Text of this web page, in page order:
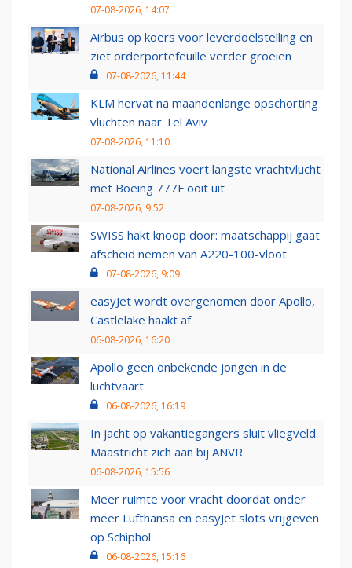
07-08-2026, 14:07
Airbus op koers voor leverdoelstelling en
ziet orderportefeuille verder groeien
07-08-2026, 11:44
KLM hervat na maandenlange opschorting
vluchten naar Tel Aviv
07-08-2026, 11:10
National Airlines voert langste vrachtvlucht
met Boeing 777F ooit uit
07-08-2026, 9:52
SWISS hakt knoop door: maatschappij gaat
afscheid nemen van A220-100-vloot
07-08-2026, 9:09
easyJet wordt overgenomen door Apollo,
Castlelake haakt af
06-08-2026, 16:20
Apollo geen onbekende jongen in de
luchtvaart
06-08-2026, 16:19
In jacht op vakantiegangers sluit vliegveld
Maastricht zich aan bij ANVR
06-08-2026, 15:56
Meer ruimte voor vracht doordat onder
meer Lufthansa en easyJet slots vrijgeven
op Schiphol
06-08-2026, 15:16